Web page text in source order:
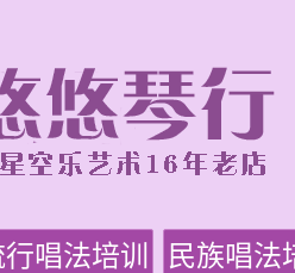
唱法培训 民族唱法